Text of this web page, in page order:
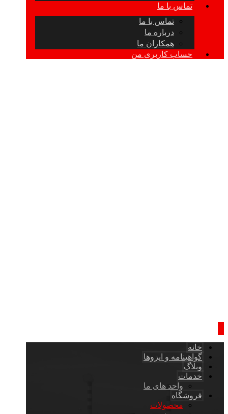
تماس با ما
تماس با ما
درباره ما
همکاران ما
حساب کاربری من
خانه
گواهینامه و ایزوها
وبلاگ
خدمات
واحد های ما
فروشگاه
محصولات